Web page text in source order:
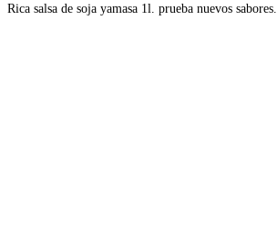
Rica salsa de soja yamasa 1l. prueba nuevos sabores.